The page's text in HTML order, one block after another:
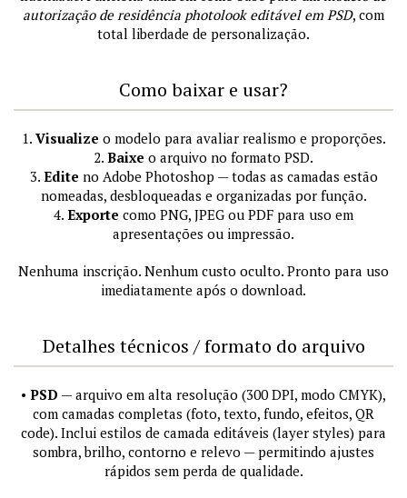
autorização de residência photolook editável em PSD, com
total liberdade de personalização.
Como baixar e usar?
1. Visualize o modelo para avaliar realismo e proporções.
2. Baixe o arquivo no formato PSD.
3. Edite no Adobe Photoshop — todas as camadas estão
nomeadas, desbloqueadas e organizadas por função.
4. Exporte como PNG, JPEG ou PDF para uso em
apresentações ou impressão.
Nenhuma inscrição. Nenhum custo oculto. Pronto para uso
imediatamente após o download.
Detalhes técnicos / formato do arquivo
• PSD — arquivo em alta resolução (300 DPI, modo CMYK),
com camadas completas (foto, texto, fundo, efeitos, QR
code). Inclui estilos de camada editáveis (layer styles) para
sombra, brilho, contorno e relevo — permitindo ajustes
rápidos sem perda de qualidade.